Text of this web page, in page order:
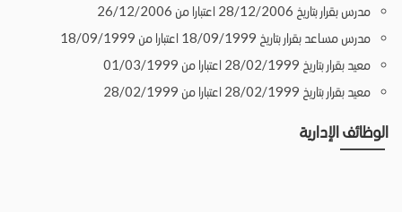
مدرس بقرار بتاريخ 28/12/2006 اعتبارا من 26/12/2006
مدرس مساعد بقرار بتاريخ 18/09/1999 اعتبارا من 18/09/1999
معيد بقرار بتاريخ 28/02/1999 اعتبارا من 01/03/1999
معيد بقرار بتاريخ 28/02/1999 اعتبارا من 28/02/1999
الوظائف الإدارية